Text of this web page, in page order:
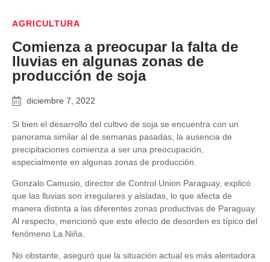
AGRICULTURA
Comienza a preocupar la falta de
lluvias en algunas zonas de
producción de soja
diciembre 7, 2022
Si bien el desarrollo del cultivo de soja se encuentra con un
panorama similar al de semanas pasadas, la ausencia de
precipitaciones comienza a ser una preocupación,
especialmente en algunas zonas de producción.
Gonzalo Camusio, director de Control Union Paraguay, explicó
que las lluvias son irregulares y aisladas, lo que afecta de
manera distinta a las diferentes zonas productivas de Paraguay.
Al respecto, mencionó que este efecto de desorden es típico del
fenómeno La Niña.
No obstante, aseguró que la situación actual es más alentadora